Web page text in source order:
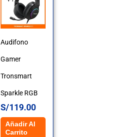
Audifono
Gamer
Tronsmart
Sparkle RGB
S/119.00
Añadir Al
Carrito